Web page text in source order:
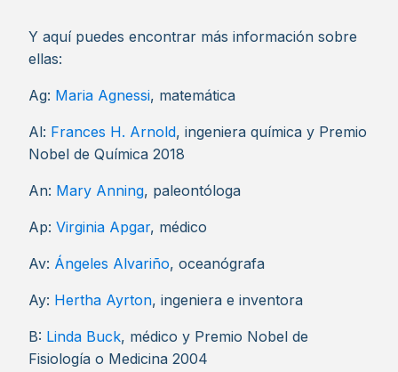
Y aquí puedes encontrar más información sobre
ellas:
Ag: Maria Agnessi, matemática
Al: Frances H. Arnold, ingeniera química y Premio
Nobel de Química 2018
An: Mary Anning, paleontóloga
Ap: Virginia Apgar, médico
Av: Ángeles Alvariño, oceanógrafa
Ay: Hertha Ayrton, ingeniera e inventora
B: Linda Buck, médico y Premio Nobel de
Fisiología o Medicina 2004